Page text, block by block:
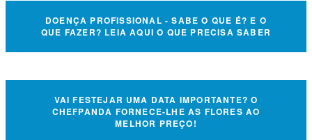
DOENÇA PROFISSIONAL - SABE O QUE É? E O
QUE FAZER? LEIA AQUI O QUE PRECISA SABER
VAI FESTEJAR UMA DATA IMPORTANTE? O
CHEFPANDA FORNECE-LHE AS FLORES AO
MELHOR PREÇO!